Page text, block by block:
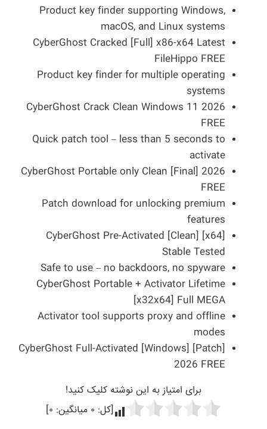
Product key finder supporting Windows,
macOS, and Linux systems
CyberGhost Cracked [Full] x86-x64 Latest
FileHippo FREE
Product key finder for multiple operating
systems
CyberGhost Crack Clean Windows 11 2026
FREE
Quick patch tool – less than 5 seconds to
activate
CyberGhost Portable only Clean [Final] 2026
FREE
Patch download for unlocking premium
features
CyberGhost Pre-Activated [Clean] [x64]
Stable Tested
Safe to use – no backdoors, no spyware
CyberGhost Portable + Activator Lifetime
[x32x64] Full MEGA
Activator tool supports proxy and offline
modes
CyberGhost Full-Activated [Windows] [Patch]
2026 FREE
برای امتیاز به این نوشته کلیک کنید!
[کل: ۰ میانگین: ۰]